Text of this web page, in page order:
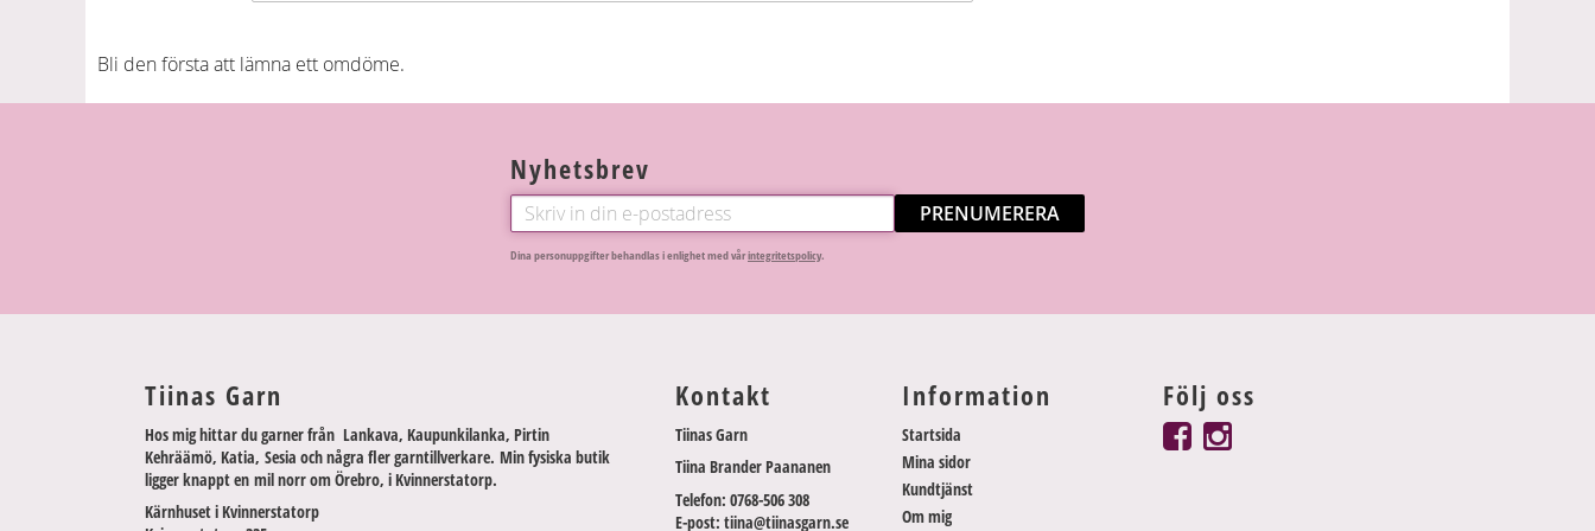
Bli den första att lämna ett omdöme.
Nyhetsbrev
PRENUMERERA
Dina personuppgifter behandlas i enlighet med vårintegritetspolicy.
Tiinas Garn
Hos mig hittar du garner från Lankava, Kaupunkilanka, Pirtin
Kehräämö, Katia, Sesia och några fler garntillverkare. Min fysiska butik
ligger knappt en mil norr om Örebro, i Kvinnerstatorp.
Kärnhuset i Kvinnerstatorp
Kontakt
Tiinas Garn
Tiina Brander Paananen
Telefon: 0768-506 308
E-post: tiina@tiinasgarn.se
Information
Startsida
Mina sidor
Kundtjänst
Om mig
Följ oss